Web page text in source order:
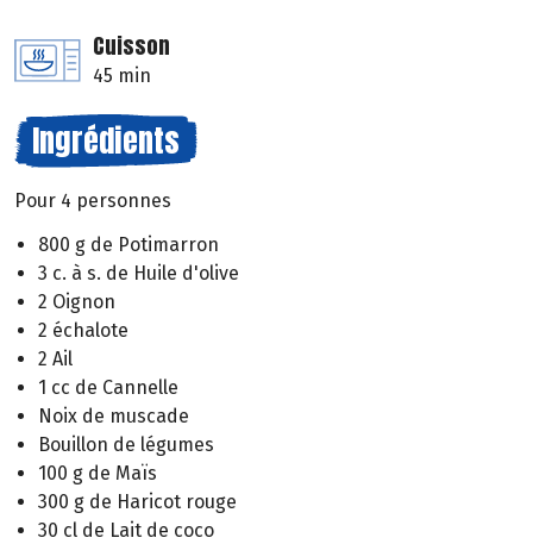
Cuisson
45 min
Ingrédients
Pour 4 personnes
800 g de Potimarron
3 c. à s. de Huile d'olive
2 Oignon
2 échalote
2 Ail
1 cc de Cannelle
Noix de muscade
Bouillon de légumes
100 g de Maïs
300 g de Haricot rouge
30 cl de Lait de coco